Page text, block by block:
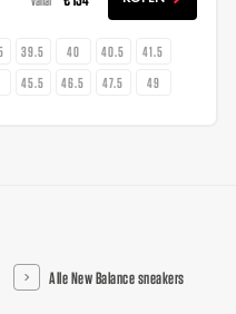
39.5 40 40.5
41.5
45.5 46.5 47.5 49
Alle New Balance sneakers